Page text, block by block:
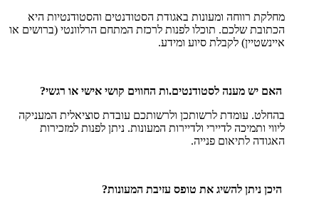
מחלקת רווחה ומעונות באגודת הסטודנטים והסטודנטיות היא
הכתובת שלכם. תוכלו לפנות לרכזת המתחם הרלוונטי (ברושים או
איינשטיין) לקבלת סיוע ומידע.
האם יש מענה לסטודנטים.ות החווים קושי אישי או רגשי?
בהחלט. עומדת לרשותכן ולרשותכם עובדת סוציאלית המעניקה
ליווי ותמיכה לדיירי ולדיירות המעונות. ניתן לפנות למזכירות
האגודה לתיאום פנייה.
היכן ניתן להשיג את טופס עזיבת המעונות?